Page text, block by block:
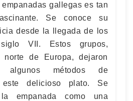
gallegas es tan
Se conoce su
desde la llegada de los
VII. Estos grupos,
norte de Europa, dejaron
algunos métodos de
este delicioso plato. Se
empanada como una